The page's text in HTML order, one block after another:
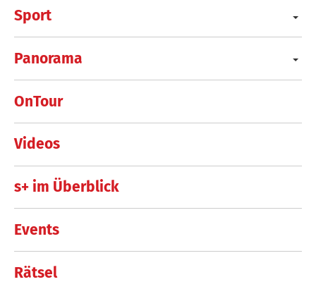
Sport
Panorama
OnTour
Videos
s+ im Überblick
Events
Rätsel